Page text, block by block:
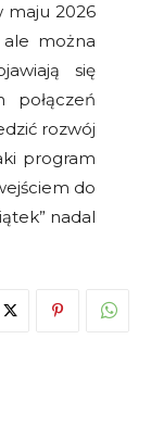
maju 2026
można
się
połączeń
rozwój
program
do
nadal